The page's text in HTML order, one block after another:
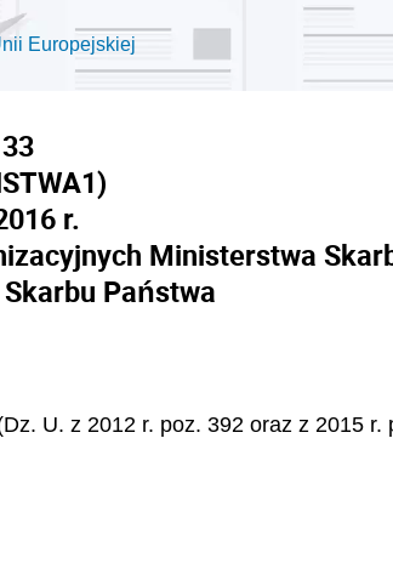
Europejskiej
1)
r.
Ministerstwa
Państwa
U. z 2012 r. poz. 392 oraz z 2015 r.